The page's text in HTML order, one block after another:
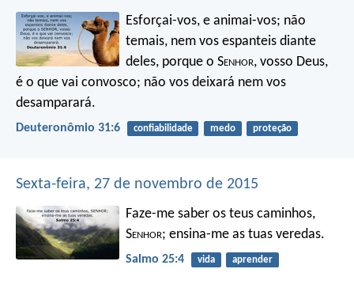
Esforçai-vos, e animai-vos; não
temais, nem vos espanteis diante
deles, porque o Senhor, vosso Deus,
é o que vai convosco; não vos deixará nem vos
desamparará.
Deuteronômio 31:6 confiabilidade medo proteção
Sexta-feira, 27 de novembro de 2015
Faze-me saber os teus caminhos,
Senhor; ensina-me as tuas veredas.
Salmo 25:4 vida aprender